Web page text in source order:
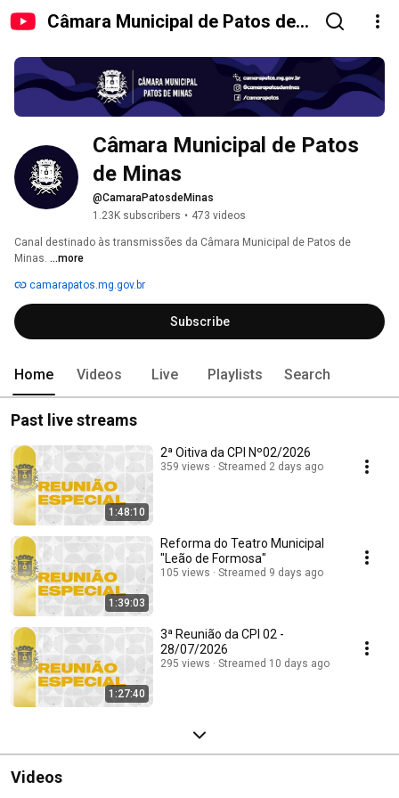
Câmara Municipal de Patos de
Câmara Municipal de Patos
de Minas
@CamaraPatosdeMinas
1.23K subscribers • 473 videos
Canal destinado às transmissões da Câmara Municipal de Patos de
Minas. ...more
camarapatos.mg.gov.br
Subscribe
Home Videos Live Playlists Search
Past live streams
1:48:10
2ª Oitiva da CPI Nº02/2026
359 views Streamed 2 days ago
1:39:03
Reforma do Teatro Municipal
"Leão de Formosa"
105 views Streamed 9 days ago
1:27:40
3ª Reunião da CPI 02 -
28/07/2026
295 views Streamed 10 days ago
Videos